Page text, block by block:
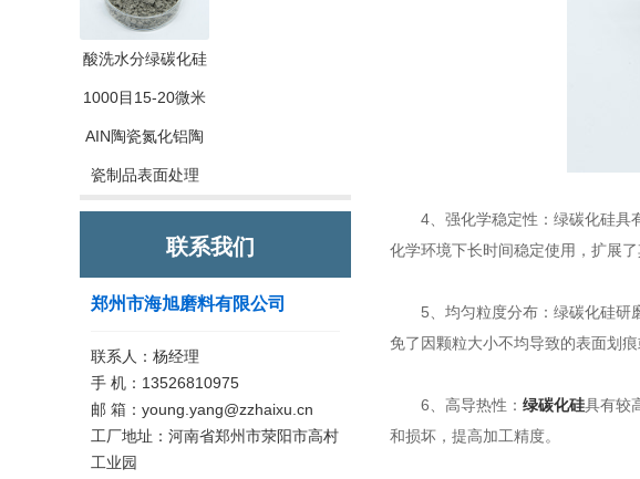
酸洗水分绿碳化硅
1000目15-20微米
AIN陶瓷氮化铝陶
瓷制品表面处理
联系我们
郑州市海旭磨料有限公司
联系人：杨经理
手 机：13526810975
邮 箱：young.yang@zzhaixu.cn
工厂地址：河南省郑州市荥阳市高村
工业园
4、强化学稳定性：绿碳化硅具有
化学环境下长时间稳定使用，扩展了
5、均匀粒度分布：绿碳化硅研磨
免了因颗粒大小不均导致的表面划
6、高导热性： 绿碳化硅具有较
和损坏，提高加工精度。